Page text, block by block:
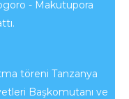
- Makutupora
töreni Tanzanya
Başkomutanı ve